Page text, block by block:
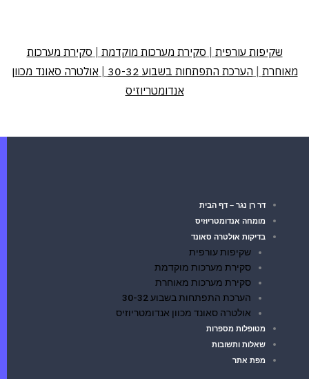
שקיפות עורפית | סקירת מערכות מוקדמת | סקירת מערכות
מאוחרת | הערכת התפתחות בשבוע 30-32 | אולטרה סאונד מכוון
אנדומטריוזיס
דר רן נגר – דף הבית
מומחה אנדומטריוזיס
בדיקות אולטרה סאונד
שקיפות עורפית
סקירת מערכות מוקדמת
סקירת מערכות מאוחרת
הערכת התפתחות בשבוע 30-32
אולטרה סאונד מכוון אנדומטריוזיס
מטופלות מספרות
שאלות ותשובות
מפת אתר